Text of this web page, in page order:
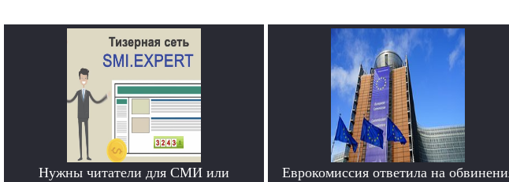
Нужны читатели для СМИ или
Еврокомиссия ответила на